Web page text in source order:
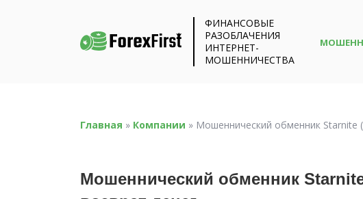
ФИНАНСОВЫЕ
РАЗОБЛАЧЕНИЯ
ИНТЕРНЕТ-
МОШЕННИЧЕСТВА
Главная » Компании » Мошеннический обменник Starnite
Мошеннический обменник